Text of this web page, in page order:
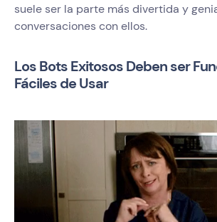
suele ser la parte más divertida y
conversaciones con ellos.
Los Bots Exitosos Deben ser
Fáciles de Usar